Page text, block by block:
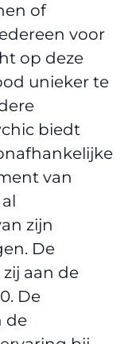
of
voor
op deze
unieker te
biedt
van
zijn
De
aan de
De
de